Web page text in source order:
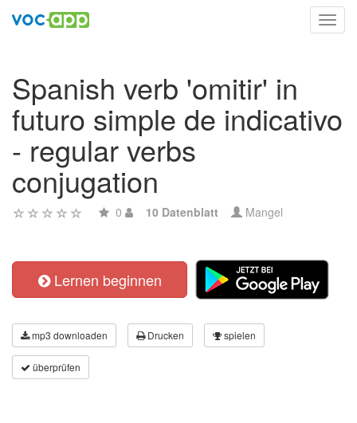
Spanish verb 'omitir' in
futuro simple de indicativo
- regular verbs
conjugation
0 10 Datenblatt Mangel
Lernen beginnen
mp3 downloaden Drucken spielen
überprüfen